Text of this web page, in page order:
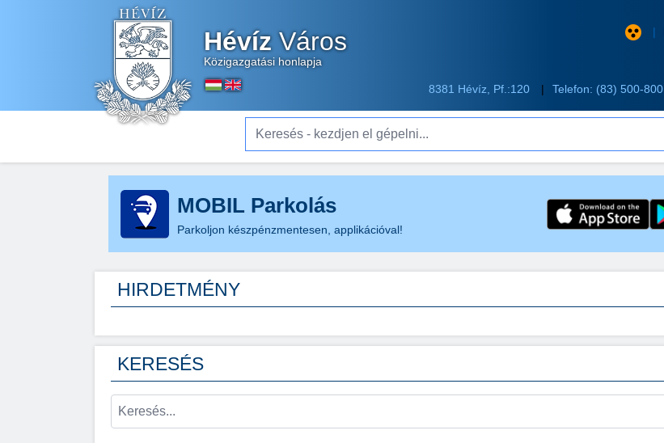
HévízVáros
Közigazgatási honlapja
8381 Hévíz, Pf.:120
Telefon: (83) 500-800
Keresés - kezdjen el gépelni...
MOBIL Parkolás
Parkoljon készpénzmentesen, applikációval!
HIRDETMÉNY
KERESÉS